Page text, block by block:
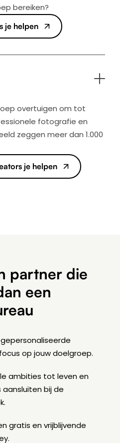
bereiken?
je helpen
overtuigen om tot
fotografie en
zeggen meer dan 1.000
je helpen
partner die
een
op jouw doelgroep.
ambities tot leven en
bij de
gratis en vrijblijvende